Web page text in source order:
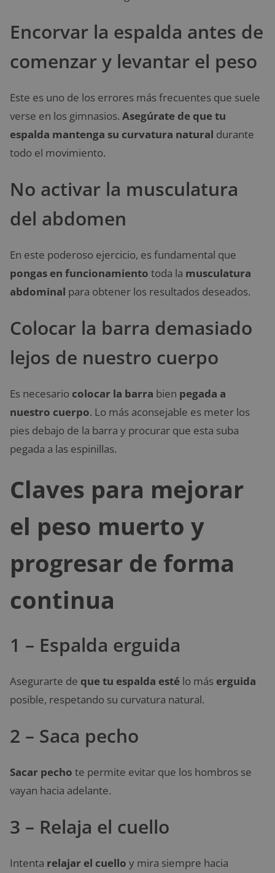
Encorvar la espalda antes de
comenzar y levantar el peso
Este es uno de los errores más frecuentes que suele
verse en los gimnasios. Asegúrate de que tu
espalda mantenga su curvatura natural durante
todo el movimiento.
No activar la musculatura
del abdomen
En este poderoso ejercicio, es fundamental que
pongas en funcionamiento toda la musculatura
abdominal para obtener los resultados deseados.
Colocar la barra demasiado
lejos de nuestro cuerpo
Es necesario colocar la barra bien pegada a
nuestro cuerpo. Lo más aconsejable es meter los
pies debajo de la barra y procurar que esta suba
pegada a las espinillas.
Claves para mejorar
el peso muerto y
progresar de forma
continua
1 – Espalda erguida
Asegurarte de que tu espalda esté lo más erguida
posible, respetando su curvatura natural.
2 – Saca pecho
Sacar pecho te permite evitar que los hombros se
vayan hacia adelante.
3 – Relaja el cuello
Intenta relajar el cuello y mira siempre hacia